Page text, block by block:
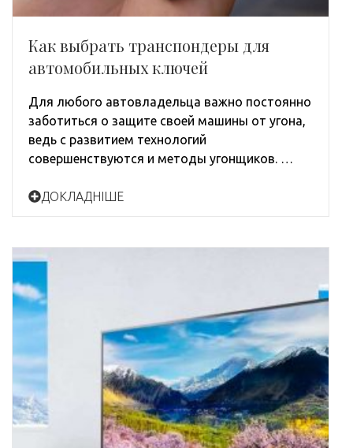
Как выбрать транспондеры для
автомобильных ключей
Для любого автовладельца важно постоянно
заботиться о защите своей машины от угона,
ведь с развитием технологий
совершенствуются и методы угонщиков. …
ДОКЛАДНІШЕ